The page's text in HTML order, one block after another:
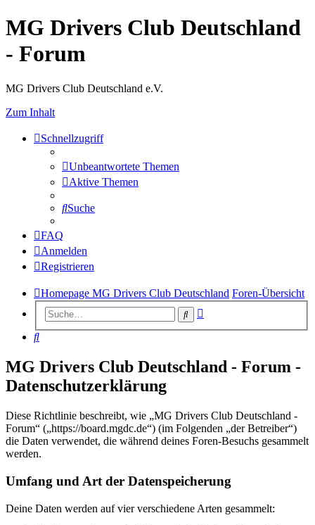
MG Drivers Club Deutschland
- Forum
MG Drivers Club Deutschland e.V.
Zum Inhalt
Schnellzugriff
Unbeantwortete Themen
Aktive Themen
Suche
FAQ
Anmelden
Registrieren
Homepage MG Drivers Club Deutschland Foren-Übersicht
Suche
Suche
MG Drivers Club Deutschland - Forum -
Datenschutzerklärung
Diese Richtlinie beschreibt, wie „MG Drivers Club Deutschland -
Forum“ („https://board.mgdc.de“) (im Folgenden „der Betreiber“)
die Daten verwendet, die während deines Foren-Besuchs gesammelt
werden.
Umfang und Art der Datenspeicherung
Deine Daten werden auf vier verschiedene Arten gesammelt: